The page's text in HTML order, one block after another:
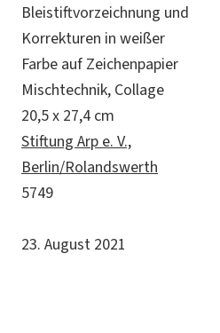
Bleistiftvorzeichnung und
Korrekturen in weißer
Farbe auf Zeichenpapier
Mischtechnik, Collage
20,5 x 27,4 cm
Stiftung Arp e. V.,
Berlin/Rolandswerth
5749
23. August 2021